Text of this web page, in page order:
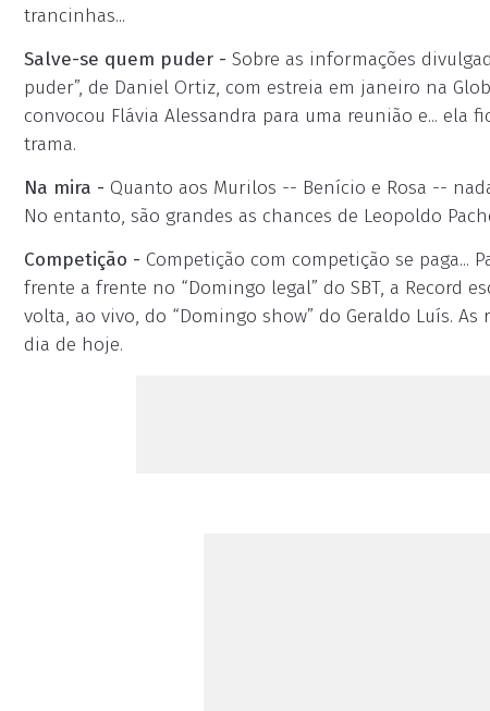
trancinhas...
Salve-se quem puder - Sobre as informações
puder”, de Daniel Ortiz, com estreia em janeiro na
convocou Flávia Alessandra para uma reunião e... ela
trama.
Na mira - Quanto aos Murilos -- Benício e Rosa --
No entanto, são grandes as chances de Leopoldo
Competição - Competição com competição se paga...
frente a frente no “Domingo legal” do SBT, a Record
volta, ao vivo, do “Domingo show” do Geraldo Luís.
dia de hoje.